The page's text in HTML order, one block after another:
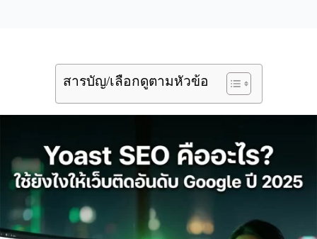
สารบัญ/เลือกดูตามหัวข้อ